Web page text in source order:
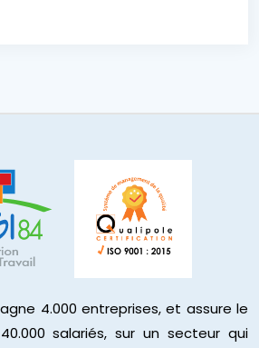
4.000 entreprises, et assure le
salariés, sur un secteur qui